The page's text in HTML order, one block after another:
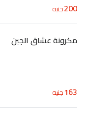
200جنيه
مكرونة عشاق الجبن
163جنيه